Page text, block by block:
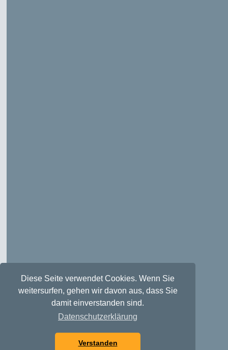
Diese Seite verwendet Cookies. Wenn Sie
weitersurfen, gehen wir davon aus, dass Sie
damit einverstanden sind.
Datenschutzerklärung
Verstanden